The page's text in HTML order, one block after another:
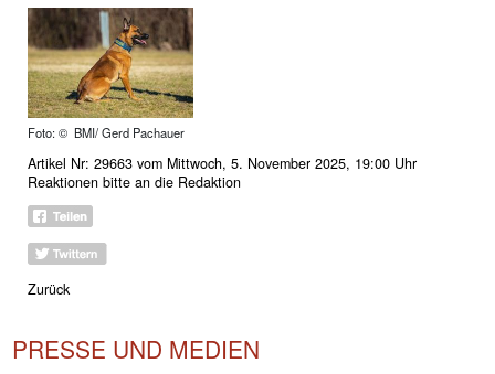
Foto: © BMI/ Gerd Pachauer
Artikel Nr: 29663 vom Mittwoch, 5. November 2025, 19:00 Uhr
Reaktionen bitte an die Redaktion
Zurück
PRESSE UND MEDIEN